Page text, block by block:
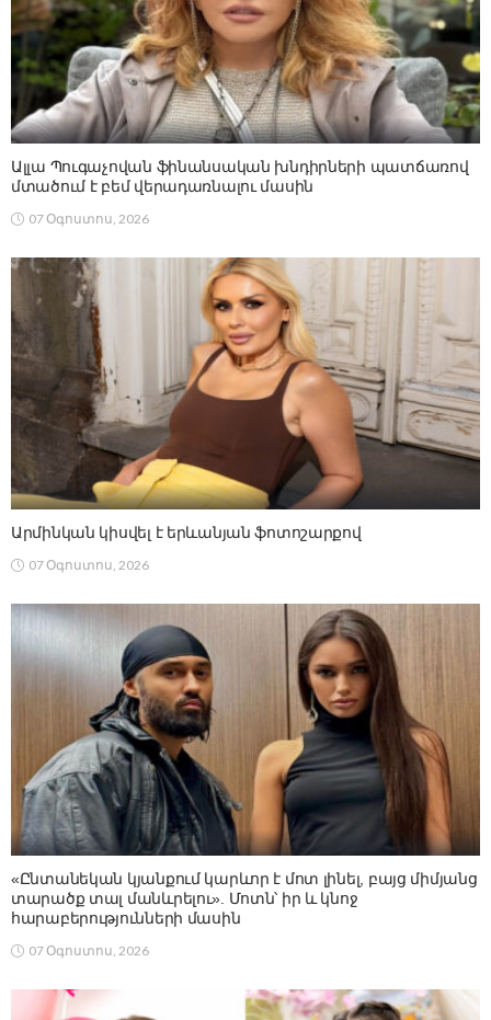
Ալլա Պուգաչովան ֆինանսական խնդիրների պատճառով
մտածում է բեմ վերադառնալու մասին
07 Օգոստոս, 2026
Արմինկան կիսվել է երևանյան ֆոտոշարքով
07 Օգոստոս, 2026
«Ընտանեկան կյանքում կարևոր է մոտ լինել, բայց միմյանց
տարածք տալ մանևրելու». Մոտն՝ իր և կնոջ
հարաբերությունների մասին
07 Օգոստոս, 2026